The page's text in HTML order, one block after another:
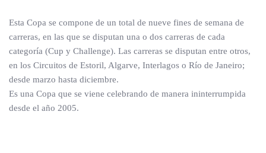
Esta Copa se compone de un total de nueve fines de semana de
carreras, en las que se disputan una o dos carreras de cada
categoría (Cup y Challenge). Las carreras se disputan entre otros,
en los Circuitos de Estoril, Algarve, Interlagos o Río de Janeiro;
desde marzo hasta diciembre.
Es una Copa que se viene celebrando de manera ininterrumpida
desde el año 2005.